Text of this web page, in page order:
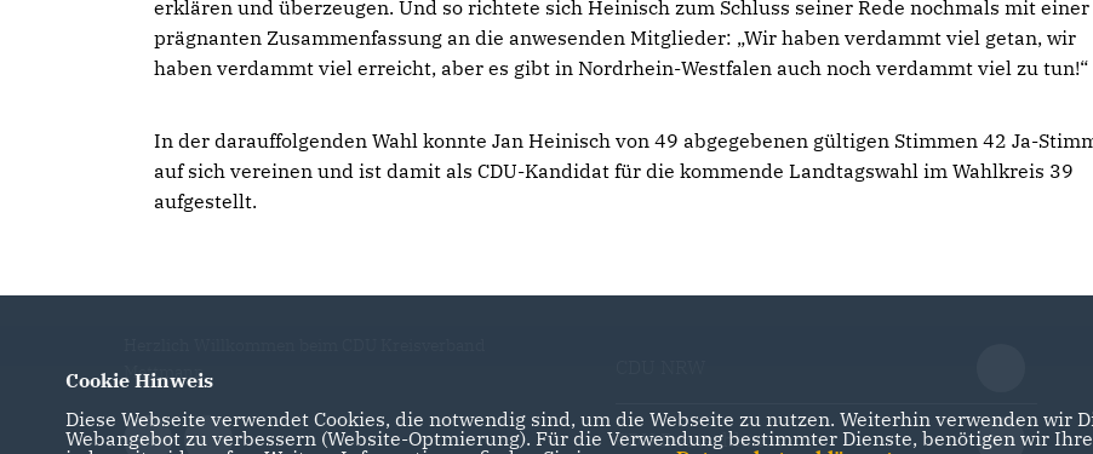
erklären und überzeugen. Und so richtete sich Heinisch zum Schluss seiner Rede nochmals mit einer
prägnanten Zusammenfassung an die anwesenden Mitglieder: „Wir haben verdammt viel getan, wir
haben verdammt viel erreicht, aber es gibt in Nordrhein-Westfalen auch noch verdammt viel zu tun!“
In der darauffolgenden Wahl konnte Jan Heinisch von 49 abgegebenen gültigen Stimmen 42 Ja-
auf sich vereinen und ist damit als CDU-Kandidat für die kommende Landtagswahl im Wahlkreis 39
aufgestellt.
Mettmann
CDU Deutschlands
Cookie Hinweis
Diese Webseite verwendet Cookies, die notwendig sind, um die Webseite zu nutzen. Weiterhin verwenden wir
Webangebot zu verbessern (Website-Optmierung). Für die Verwendung bestimmter Dienste, benötigen wir